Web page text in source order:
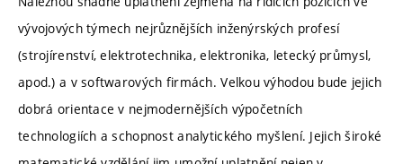
vývojových týmech nejrůznějších inženýrských profesí
(strojírenství, elektrotechnika, elektronika, letecký průmysl,
apod.) a v softwarových firmách. Velkou výhodou bude jejich
dobrá orientace v nejmodernějších výpočetních
technologiích a schopnost analytického myšlení. Jejich široké